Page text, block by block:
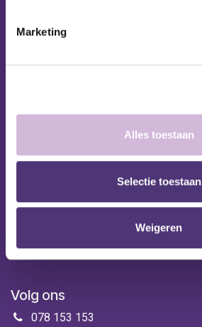
Marketing
Alles toestaan
Selectie toestaan
Weigeren
Hulp & contact
Betaalopties
Garantie
Volg ons
078 153 153